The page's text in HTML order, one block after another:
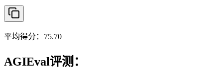
平均得分：75.70
AGIEval评测：